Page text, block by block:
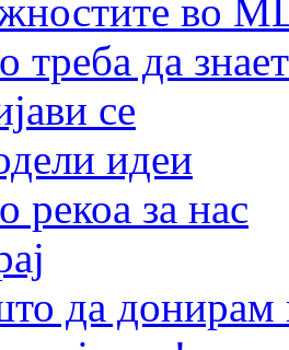
во
треба да
се
идеи
рекоа за нас
да